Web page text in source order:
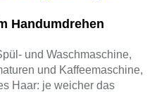
Handumdrehen
und Waschmaschine,
und Kaffeemaschine,
Haar: je weicher das